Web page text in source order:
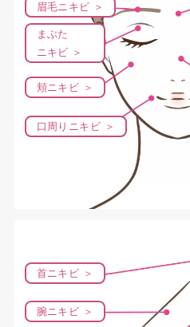
眉毛ニキビ ＞
まぶた
ニキビ ＞
口周りニキビ ＞
頬ニキビ ＞
首ニキビ ＞
腕ニキビ ＞